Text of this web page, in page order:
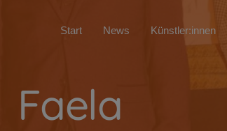
Start News Künstler:innen
Faela